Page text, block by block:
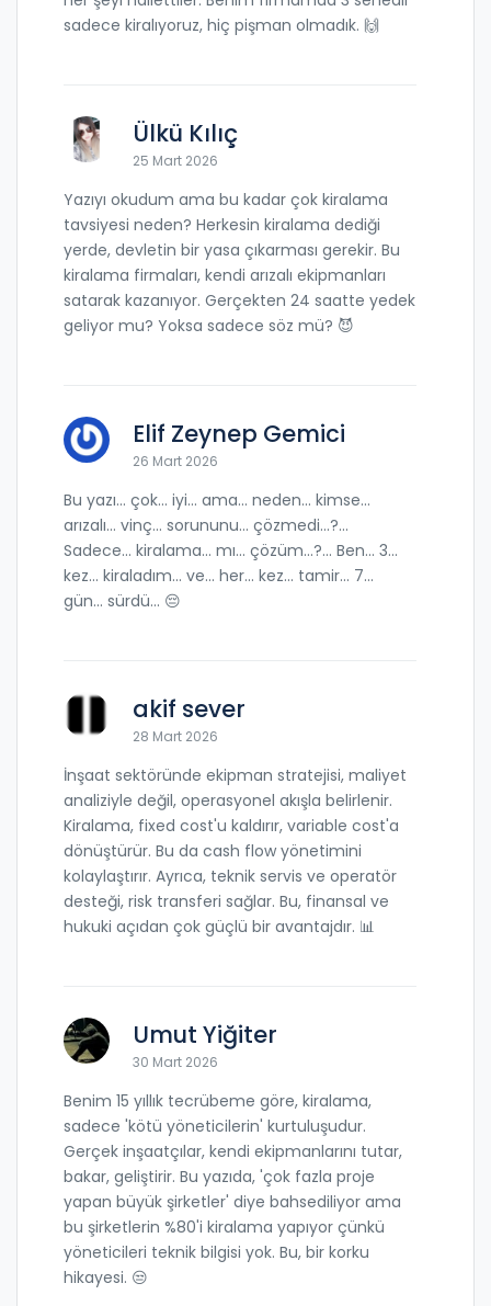
sadece kiralıyoruz, hiç pişman olmadık. 🙌
Ülkü Kılıç
25 Mart 2026
Yazıyı okudum ama bu kadar çok kiralama
tavsiyesi neden? Herkesin kiralama dediği
yerde, devletin bir yasa çıkarması gerekir. Bu
kiralama firmaları, kendi arızalı ekipmanları
satarak kazanıyor. Gerçekten 24 saatte yedek
geliyor mu? Yoksa sadece söz mü? 😈
Elif Zeynep Gemici
26 Mart 2026
Bu yazı... çok... iyi... ama... neden... kimse...
arızalı... vinç... sorununu... çözmedi...?...
Sadece... kiralama... mı... çözüm...?... Ben... 3...
kez... kiraladım... ve... her... kez... tamir... 7...
gün... sürdü... 😔
akif sever
28 Mart 2026
İnşaat sektöründe ekipman stratejisi, maliyet
analiziyle değil, operasyonel akışla belirlenir.
Kiralama, fixed cost'u kaldırır, variable cost'a
dönüştürür. Bu da cash flow yönetimini
kolaylaştırır. Ayrıca, teknik servis ve operatör
desteği, risk transferi sağlar. Bu, finansal ve
hukuki açıdan çok güçlü bir avantajdır. 📊
Umut Yiğiter
30 Mart 2026
Benim 15 yıllık tecrübeme göre, kiralama,
sadece 'kötü yöneticilerin' kurtuluşudur.
Gerçek inşaatçılar, kendi ekipmanlarını tutar,
bakar, geliştirir. Bu yazıda, 'çok fazla proje
yapan büyük şirketler' diye bahsediliyor ama
bu şirketlerin %80'i kiralama yapıyor çünkü
yöneticileri teknik bilgisi yok. Bu, bir korku
hikayesi. 😒